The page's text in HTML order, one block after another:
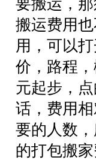
要搬运，
搬运费用
用，可以
价，路程
元起步，
话，费用
要的人数
的打包搬